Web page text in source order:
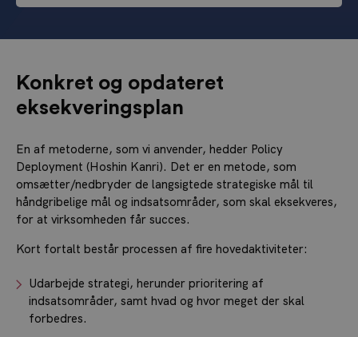
Konkret og opdateret
eksekveringsplan
En af metoderne, som vi anvender, hedder Policy
Deployment (Hoshin Kanri). Det er en metode, som
omsætter/nedbryder de langsigtede strategiske mål til
håndgribelige mål og indsatsområder, som skal eksekveres,
for at virksomheden får succes.
Kort fortalt består processen af fire hovedaktiviteter:
Udarbejde strategi, herunder prioritering af
indsatsområder, samt hvad og hvor meget der skal
forbedres.